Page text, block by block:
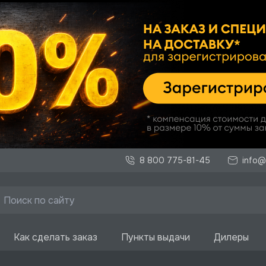
8 800 775-81-45
Как сделать заказ Пункты выдачи Дилеры